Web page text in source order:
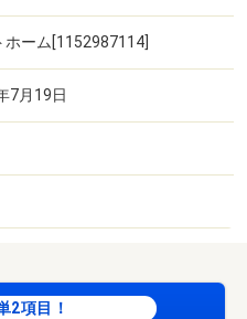
ホーム[1152987114]
7月19日
2項目！